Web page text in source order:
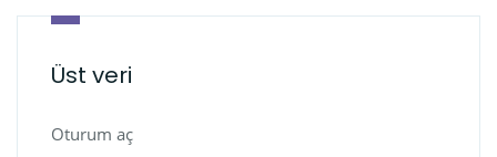
Üst veri
Oturum aç